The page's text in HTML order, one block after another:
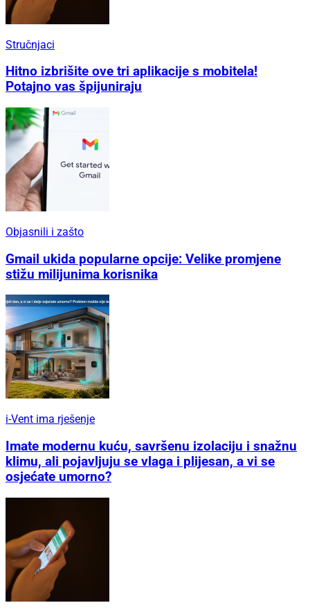
Stručnjaci
Hitno izbrišite ove tri aplikacije s mobitela!
Potajno vas špijuniraju
Objasnili i zašto
Gmail ukida popularne opcije: Velike promjene
stižu milijunima korisnika
i-Vent ima rješenje
Imate modernu kuću, savršenu izolaciju i snažnu
klimu, ali pojavljuju se vlaga i plijesan, a vi se
osjećate umorno?